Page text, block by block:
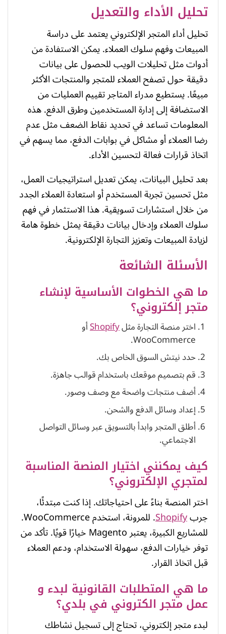
تحليل الأداء والتعديل
تحليل أداء المتجر الإلكتروني يعتمد على دراسة
المبيعات وفهم سلوك العملاء. يمكن الاستفادة من
أدوات مثل تحليلات الويب للحصول على بيانات
دقيقة حول تصفح العملاء للمتجر والمنتجات الأكثر
مبيعًا. يستطيع مدراء المتاجر تقييم العمليات من
الاستضافة إلى إدارة المستخدمين وطرق الدفع. هذه
المعلومات تساعد في تحديد نقاط الضعف مثل عدم
رضا العملاء أو مشاكل في بوابات الدفع، مما يسهم في
اتخاذ قرارات فعالة لتحسين الأداء.
بعد تحليل البيانات، يمكن تعديل استراتيجيات العمل،
مثل تحسين تجربة المستخدم أو استعادة العملاء الجدد
من خلال استشارات تسويقية. هذا الاستثمار في فهم
سلوك العملاء وإدخال بيانات دقيقة يمثل خطوة هامة
لزيادة المبيعات وتعزيز التجارة الإلكترونية.
الأسئلة الشائعة
ما هي الخطوات الأساسية لإنشاء
متجر إلكتروني؟
اختر منصة التجارة مثلShopifyأو
WooCommerce.
حدد نيتش السوق الخاص بك.
قم بتصميم موقعك باستخدام قوالب جاهزة.
أضف منتجات واضحة مع وصف وصور.
إعداد وسائل الدفع والشحن.
أطلق المتجر وابدأ بالتسويق عبر وسائل التواصل
الاجتماعي.
كيف يمكنني اختيار المنصة المناسبة
لمتجري الإلكتروني؟
اختر المنصة بناءً على احتياجاتك. إذا كنت مبتدئًا،
جربShopify . للمرونة، استخدم WooCommerce.
للمشاريع الكبيرة، يعتبر Magento خيارًا قويًا. تأكد من
توفر خيارات الدفع، سهولة الاستخدام، ودعم العملاء
قبل اتخاذ القرار.
ما هي المتطلبات القانونية لبدء و
عمل متجر الكتروني في بلدي؟
لبدء متجر إلكتروني، تحتاج إلى تسجيل نشاطك